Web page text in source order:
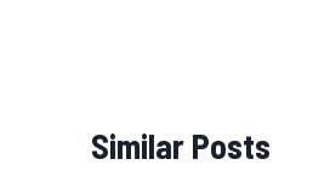
Similar Posts